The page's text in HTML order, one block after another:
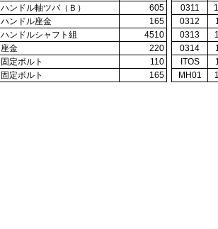
ハンドル軸ツバ（Ｂ） 605 0311
ハンドル座金 165 0312
ハンドルシャフト組 4510 0313
座金 220 0314
固定ボルト 110 ITOS
固定ボルト 165 MH01